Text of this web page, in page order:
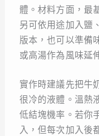
體。材料方面，最
另可依用途加入鹽
版本，也可以準備
或高湯作為風味延
實作時建議先把牛
很冷的液體。溫熱
低結塊機率。若你
入，但每次加入後